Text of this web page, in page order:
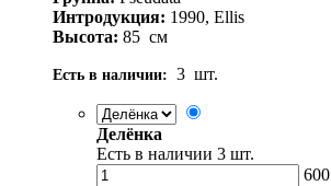
Интродукция: 1990, Ellis
Высота: 85 см
Есть в наличии: 3 шт.
Делёнка
Есть в наличии 3 шт.
600